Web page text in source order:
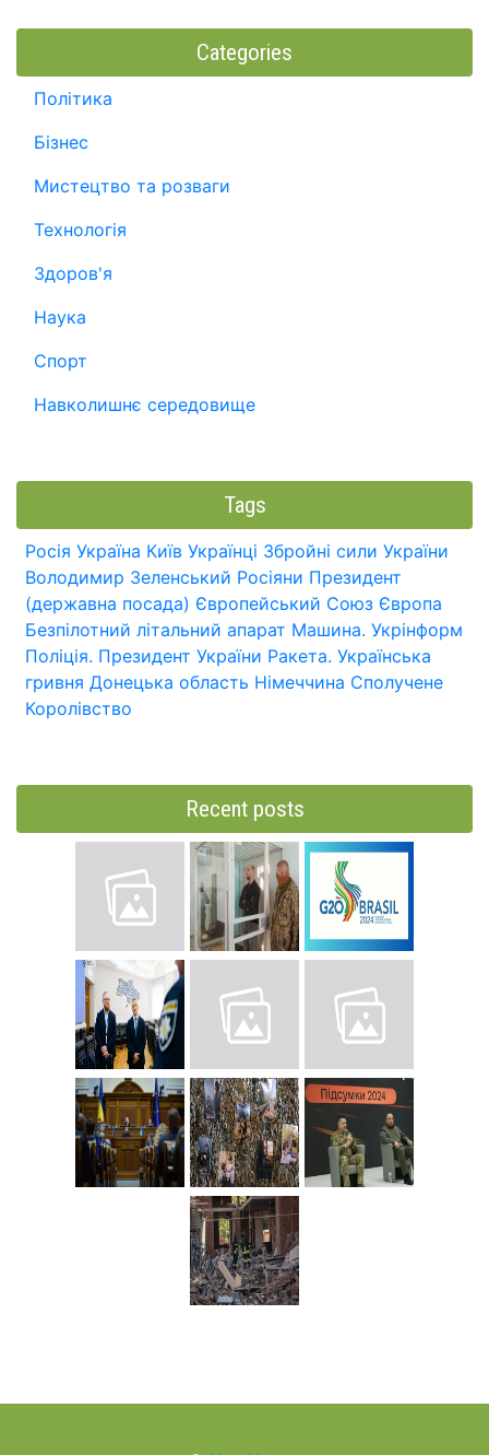
Categories
Політика
Бізнес
Мистецтво та розваги
Технологія
Здоров'я
Наука
Спорт
Навколишнє середовище
Tags
Росія Україна Київ Українці Збройні сили України
Володимир Зеленський Росіяни Президент
(державна посада) Європейський Союз Європа
Безпілотний літальний апарат Машина. Укрінформ
Поліція. Президент України Ракета. Українська
гривня Донецька область Німеччина Сполучене
Королівство
Recent posts